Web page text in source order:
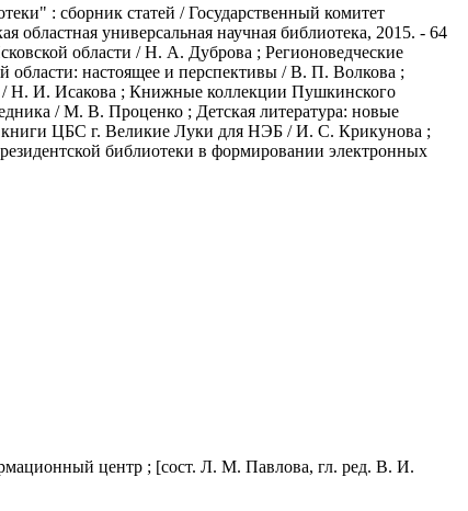
: сборник статей / Государственный комитет
областная универсальная научная библиотека, 2015. - 64
области / Н. А. Дуброва ; Регионоведческие
области: настоящее и перспективы / В. П. Волкова ;
/ Н. И. Исакова ; Книжные коллекции Пушкинского
/ М. В. Проценко ; Детская литература: новые
ЦБС г. Великие Луки для НЭБ / И. С. Крикунова ;
библиотеки в формировании электронных
центр ; [сост. Л. М. Павлова, гл. ред. В. И.